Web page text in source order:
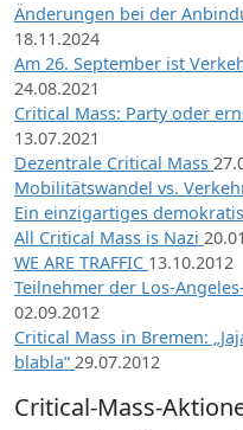
Änderungen bei der
18.11.2024
Am 26. September ist
24.08.2021
Critical Mass: Party oder
13.07.2021
Dezentrale Critical Mass
Mobilitätswandel vs.
Ein einzigartiges
All Critical Mass is Nazi
WE ARE TRAFFIC 13.10.2012
Teilnehmer der Los-
02.09.2012
Critical Mass in Bremen:
blabla“ 29.07.2012
Critical-Mass-